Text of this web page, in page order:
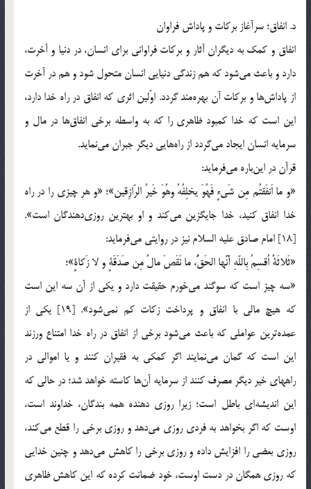
د. انفاق؛ سرآغاز برکات و پاداش فراوان
انفاق و کمک به دیگران آثار و برکات فراوانی برای انسان، در دنیا و آخرت،
دارد و باعث می‌شود که هم زندگی دنیایی انسان متحول شود و هم در آخرت
از پاداش‌ها و برکات آن بهره‌مند گردد. اوّلین اثری که انفاق در راه خدا دارد،
این است که خدا کمبود ظاهری را که به واسطه برخی انفاق‌ها در مال و
سرمایه انسان ایجاد می‌گردد از راه‌هایی دیگر جبران می‌نماید.
قرآن در این‌باره می‌فرماید:
«و ما اَنفَقتُم مِن شَی‌ءٍ فَهُوَ یخلِفُهُ وهُوَ خَیرُ الرّازِقین»؛ «و هر چیزی را در راه
خدا انفاق کنید، خدا جایگزین می‌کند و او بهترین روزی‌دهندگان است».
[18] امام صادق علیه السلام نیز در روایتی می‌فرماید:
«ثَلاثَةٌ اُقسِمُ بِاللّهِ أَنَّها الحَقُّ، ما نَقَصَ مالٌ مِن صَدَقَةٍ و لا زَکاةٍ»؛
«سه چیز است که سوگند می‌خورم حقیقت دارد و یکی از آن سه این است
که هیچ مالی با انفاق و پرداخت زکات کم نمی‌شود». [19] یکی از
عمده‌ترین عواملی که باعث می‌شود برخی از انفاق در راه خدا امتناع ورزند
این است که گمان می‌نمایند اگر کمکی به فقیران کنند و یا اموالی در
راههای خیر دیگر مصرف کنند از سرمایه آن‌ها کاسته خواهد شد؛ در حالی که
این اندیشه‌ای باطل است؛ زیرا روزی دهنده همه بندگان، خداوند است،
اوست که اگر بخواهد به فردی روزی می‌دهد و روزی برخی را قطع می‌کند،
روزی بعضی را افزایش داده و روزی برخی را کاهش می‌دهد و چنین خدایی
که روزی همگان در دست اوست، خود ضمانت کرده که این کاهش ظاهری